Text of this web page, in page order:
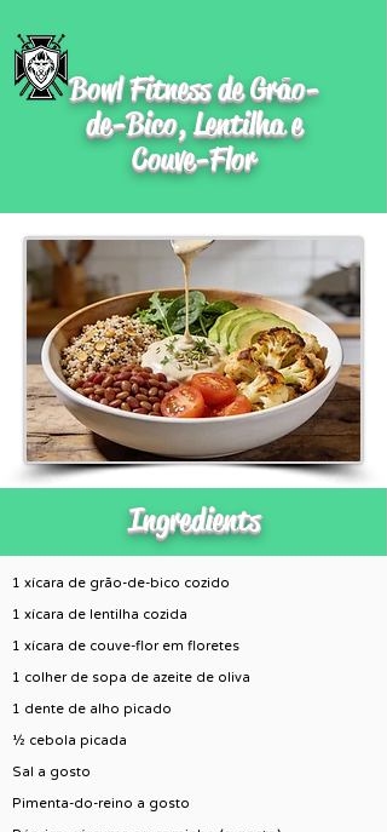
Bowl Fitness de Grão-
de-Bico, Lentilha e
Couve-Flor
Ingredients
1 xícara de grão-de-bico cozido
1 xícara de lentilha cozida
1 xícara de couve-flor em floretes
1 colher de sopa de azeite de oliva
1 dente de alho picado
½ cebola picada
Sal a gosto
Pimenta-do-reino a gosto